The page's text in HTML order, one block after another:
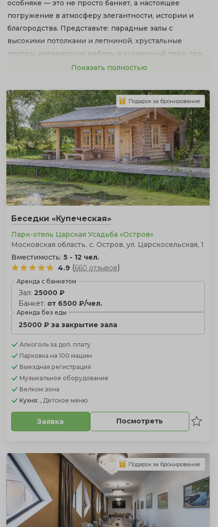
особняке — это не просто банкет, а настоящее
погружение в атмосферу элегантности, истории и
благородства. Представьте: парадные залы с
высокими потолками и лепниной, хрустальные
люстры, антикварная мебель и ухоженный парк, где
пройдет ваша выездная церемония. Это сценарий
жизнь. В нашем каталоге собраны лучшие
исторические и современные усадьбы и особняки для
свадьбы, способные стать идеальным обрамлением
вашей истории любви.
Показать полностью
Беседки «Купеческая»
Парк-отель Царская Усадьба «Остров»
Московская область, с. Остров, ул. Царскосельская, 1
Вместимость: 5 - 12 чел.
4.9 (660 отзывов)
Аренда с банкетом
Зал: 25000 ₽
Банкет: от 6500 ₽/чел.
Аренда без еды
25000 ₽ за закрытие зала
Алкоголь за доп. плату
Парковка на 100 машин
Выездная регистрация
Музыкальное оборудование
Велком зона
Кухня: , Детское меню
Заявка Посмотреть
Подарок за бронирование
Подарок за бронирование